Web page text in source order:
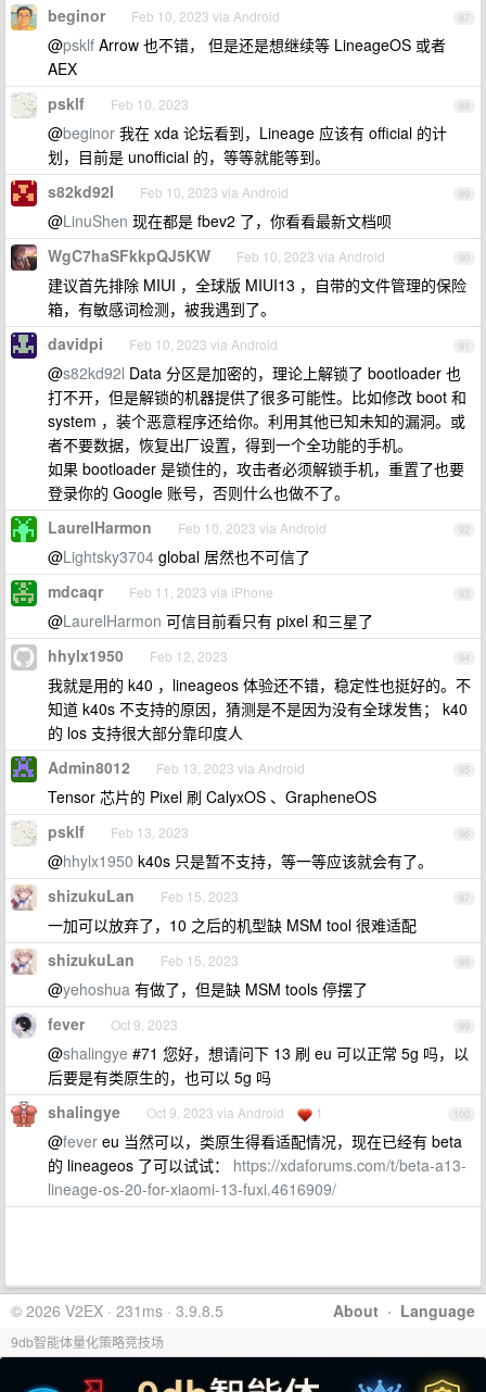
87
beginor Feb 10, 2023 via Android
@psklf Arrow 也不错， 但是还是想继续等 LineageOS 或者
AEX
88
psklf Feb 10, 2023
@beginor 我在 xda 论坛看到，Lineage 应该有 official 的计
划，目前是 unofficial 的，等等就能等到。
89
s82kd92l Feb 10, 2023 via Android
@LinuShen 现在都是 fbev2 了，你看看最新文档呗
90
WgC7haSFkkpQJ5KW Feb 10, 2023 via Android
建议首先排除 MIUI ，全球版 MIUI13 ，自带的文件管理的保险
箱，有敏感词检测，被我遇到了。
91
davidpi Feb 10, 2023 via Android
@s82kd92l Data 分区是加密的，理论上解锁了 bootloader 也
打不开，但是解锁的机器提供了很多可能性。比如修改 boot 和
system ，装个恶意程序还给你。利用其他已知未知的漏洞。或
者不要数据，恢复出厂设置，得到一个全功能的手机。
如果 bootloader 是锁住的，攻击者必须解锁手机，重置了也要
登录你的 Google 账号，否则什么也做不了。
92
LaurelHarmon Feb 10, 2023 via Android
@Lightsky3704 global 居然也不可信了
93
mdcaqr Feb 11, 2023 via iPhone
@LaurelHarmon 可信目前看只有 pixel 和三星了
94
hhylx1950 Feb 12, 2023
我就是用的 k40 ，lineageos 体验还不错，稳定性也挺好的。不
知道 k40s 不支持的原因，猜测是不是因为没有全球发售； k40
的 los 支持很大部分靠印度人
95
Admin8012 Feb 13, 2023 via Android
Tensor 芯片的 Pixel 刷 CalyxOS 、GrapheneOS
96
psklf Feb 13, 2023
@hhylx1950 k40s 只是暂不支持，等一等应该就会有了。
97
shizukuLan Feb 15, 2023
一加可以放弃了，10 之后的机型缺 MSM tool 很难适配
98
shizukuLan Feb 15, 2023
@yehoshua 有做了，但是缺 MSM tools 停摆了
99
fever Oct 9, 2023
@shalingye #71 您好，想请问下 13 刷 eu 可以正常 5g 吗，以
后要是有类原生的，也可以 5g 吗
100
shalingye Oct 9, 2023 via Android 1
@fever eu 当然可以，类原生得看适配情况，现在已经有 beta
的 lineageos 了可以试试： https://xdaforums.com/t/beta-a13-
lineage-os-20-for-xiaomi-13-fuxi.4616909/
About · Language
© 2026 V2EX · 231ms · 3.9.8.5
9db智能体量化策略竞技场